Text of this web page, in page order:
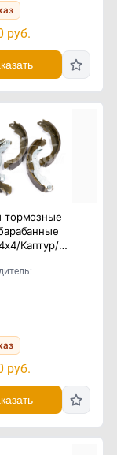
руб.
тормозные
Каптур/
руб.